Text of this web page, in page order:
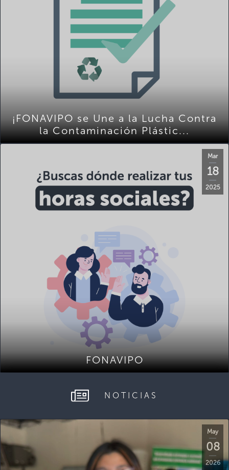
¡FONAVIPO se Une a la Lucha Contra
la Contaminación Plástic...
Mar
18
2025
FONAVIPO
NOTICIAS
May
08
2026